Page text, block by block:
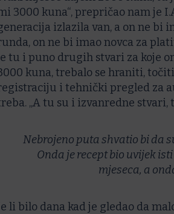
3000 kuna“, prepričao nam je
izlazila van, a on ne bi
on ne bi imao novca za
tu i puno drugih stvari za koje
kuna, trebalo se hraniti,
i tehnički pregled za
„A tu su i izvanredne stvari,
Nebrojeno puta shvatio bi da
Onda je recept bio uvijek
mjeseca, a
li bilo dana kad je gledao da